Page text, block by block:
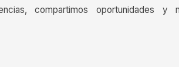
compartimos oportunidades y